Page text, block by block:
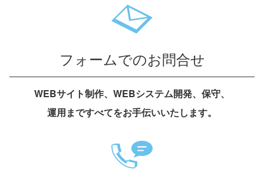
フォームでのお問合せ
WEBサイト制作、WEBシステム開発、保守、
運用まですべてをお手伝いいたします。